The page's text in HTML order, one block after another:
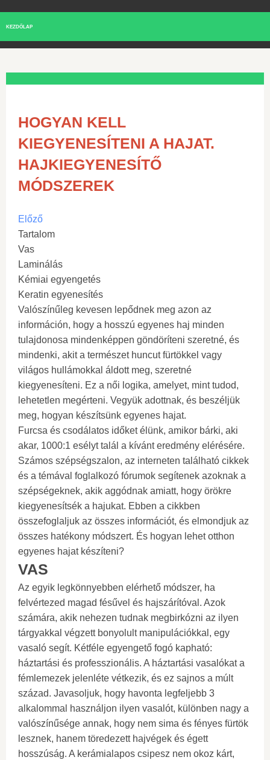
KEZDŐLAP
HOGYAN KELL
KIEGYENESÍTENI A HAJAT.
HAJKIEGYENESÍTŐ
MÓDSZEREK
Előző
Tartalom
Vas
Laminálás
Kémiai egyengetés
Keratin egyenesítés
Valószínűleg kevesen lepődnek meg azon az
információn, hogy a hosszú egyenes haj minden
tulajdonosa mindenképpen göndöríteni szeretné, és
mindenki, akit a természet huncut fürtökkel vagy
világos hullámokkal áldott meg, szeretné
kiegyenesíteni. Ez a női logika, amelyet, mint tudod,
lehetetlen megérteni. Vegyük adottnak, és beszéljük
meg, hogyan készítsünk egyenes hajat.
Furcsa és csodálatos időket élünk, amikor bárki, aki
akar, 1000:1 esélyt talál a kívánt eredmény elérésére.
Számos szépségszalon, az interneten található cikkek
és a témával foglalkozó fórumok segítenek azoknak a
szépségeknek, akik aggódnak amiatt, hogy örökre
kiegyenesítsék a hajukat. Ebben a cikkben
összefoglaljuk az összes információt, és elmondjuk az
összes hatékony módszert. És hogyan lehet otthon
egyenes hajat készíteni?
VAS
Az egyik legkönnyebben elérhető módszer, ha
felvértezed magad fésűvel és hajszárítóval. Azok
számára, akik nehezen tudnak megbirkózni az ilyen
tárgyakkal végzett bonyolult manipulációkkal, egy
vasaló segít. Kétféle egyengető fogó kapható:
háztartási és professzionális. A háztartási vasalókat a
fémlemezek jelenléte vétkezik, és ez sajnos a múlt
század. Javasoljuk, hogy havonta legfeljebb 3
alkalommal használjon ilyen vasalót, különben nagy a
valószínűsége annak, hogy nem sima és fényes fürtök
lesznek, hanem töredezett hajvégek és égett
hosszúság. A kerámialapos csipesz nem okoz kárt,